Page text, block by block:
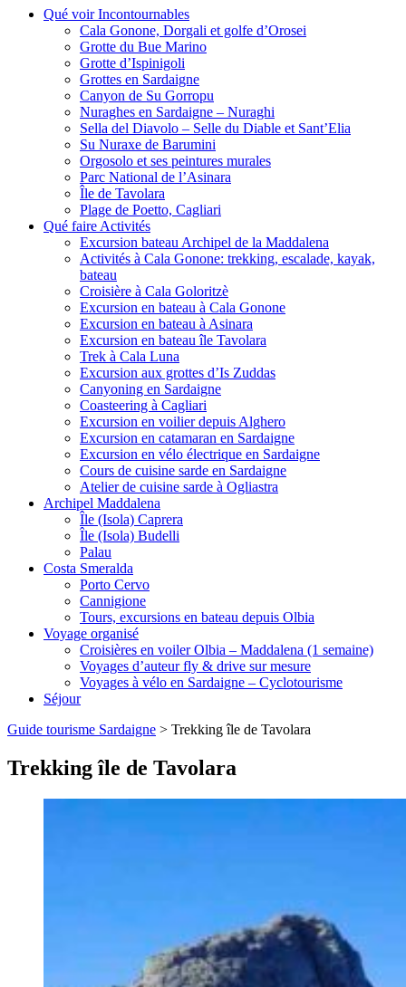
Qué voir Incontournables
Cala Gonone, Dorgali et golfe d’Orosei
Grotte du Bue Marino
Grotte d’Ispinigoli
Grottes en Sardaigne
Canyon de Su Gorropu
Nuraghes en Sardaigne – Nuraghi
Sella del Diavolo – Selle du Diable et Sant’Elia
Su Nuraxe de Barumini
Orgosolo et ses peintures murales
Parc National de l’Asinara
Île de Tavolara
Plage de Poetto, Cagliari
Qué faire Activités
Excursion bateau Archipel de la Maddalena
Activités à Cala Gonone: trekking, escalade, kayak,
bateau
Croisière à Cala Goloritzè
Excursion en bateau à Cala Gonone
Excursion en bateau à Asinara
Excursion en bateau île Tavolara
Trek à Cala Luna
Excursion aux grottes d’Is Zuddas
Canyoning en Sardaigne
Coasteering à Cagliari
Excursion en voilier depuis Alghero
Excursion en catamaran en Sardaigne
Excursion en vélo électrique en Sardaigne
Cours de cuisine sarde en Sardaigne
Atelier de cuisine sarde à Ogliastra
Archipel Maddalena
Île (Isola) Caprera
Île (Isola) Budelli
Palau
Costa Smeralda
Porto Cervo
Cannigione
Tours, excursions en bateau depuis Olbia
Voyage organisé
Croisières en voiler Olbia – Maddalena (1 semaine)
Voyages d’auteur fly & drive sur mesure
Voyages à vélo en Sardaigne – Cyclotourisme
Séjour
Guide tourisme Sardaigne > Trekking île de Tavolara
Trekking île de Tavolara